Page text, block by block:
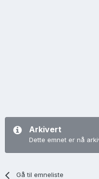
Arkivert
Dette emnet er nå
Gå til emneliste